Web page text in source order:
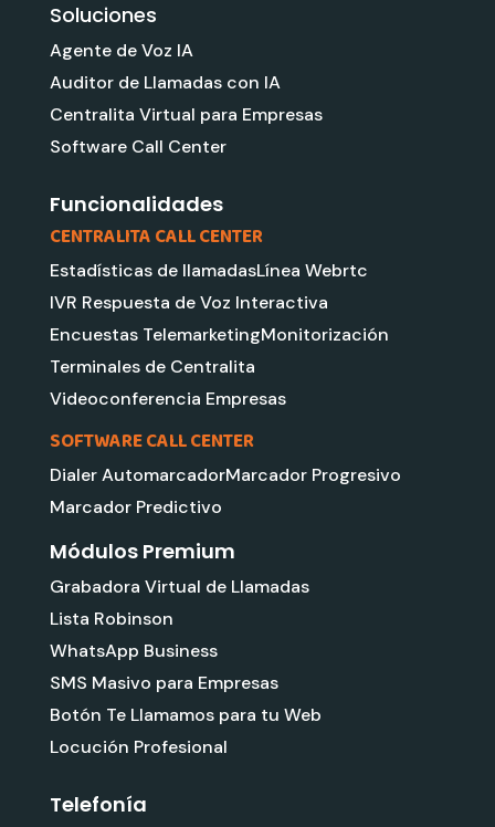
n
k
e
d
i
n
u
t
u
b
e
g
l
e
a
g
Soluciones
Agente de Voz IA
Auditor de Llamadas con IA
Centralita Virtual para Empresas
Software Call Center
Funcionalidades
CENTRALITA CALL CENTER
Estadísticas de llamadasLínea Webrtc
IVR Respuesta de Voz Interactiva
Encuestas TelemarketingMonitorización
Terminales de Centralita
Videoconferencia Empresas
SOFTWARE CALL CENTER
Dialer AutomarcadorMarcador Progresivo
Marcador Predictivo
Módulos Premium
Grabadora Virtual de Llamadas
Lista Robinson
WhatsApp Business
SMS Masivo para Empresas
Botón Te Llamamos para tu Web
Locución Profesional
Telefonía